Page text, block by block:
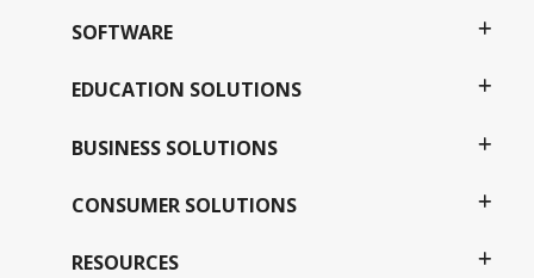
SOFTWARE
EDUCATION SOLUTIONS
BUSINESS SOLUTIONS
CONSUMER SOLUTIONS
RESOURCES